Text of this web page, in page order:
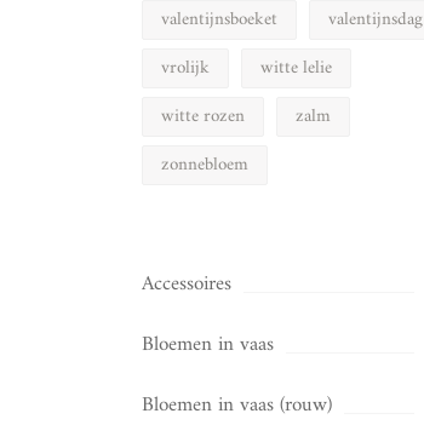
valentijnsboeket
valentijnsdag
vrolijk
witte lelie
witte rozen
zalm
zonnebloem
Accessoires
Bloemen in vaas
Bloemen in vaas (rouw)